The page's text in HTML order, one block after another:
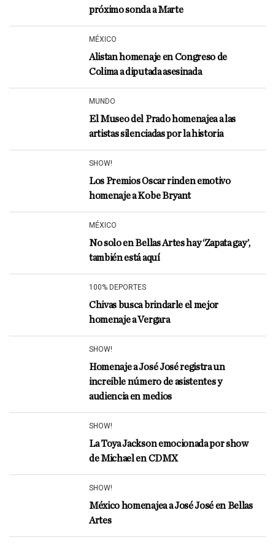
próximo sonda a Marte
MÉXICO
Alistan homenaje en Congreso de
Colima a diputada asesinada
MUNDO
El Museo del Prado homenajea a las
artistas silenciadas por la historia
SHOW!
Los Premios Oscar rinden emotivo
homenaje a Kobe Bryant
MÉXICO
No solo en Bellas Artes hay ‘Zapata gay’,
también está aquí
100% DEPORTES
Chivas busca brindarle el mejor
homenaje a Vergara
SHOW!
Homenaje a José José registra un
increible número de asistentes y
audiencia en medios
SHOW!
La Toya Jackson emocionada por show
de Michael en CDMX
SHOW!
México homenajea a José José en Bellas
Artes